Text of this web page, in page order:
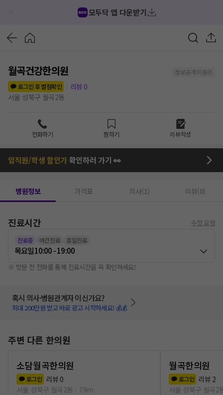
모두닥 앱 다운받기
월곡건강한의원
정보공개 미동의
로그인 후 별점확인
리뷰 0
서울 성북구 월곡2동
전화하기 찜하기 리뷰작성
임직원/학생 할인가확인하러 가기 👀
병원정보 가격표 의사(1) 리뷰(0)
진료시간 수정 요청
진료중 야간진료 휴일진료
목요일10:00 - 19:00
※ 방문 전 전화를 통해 진료시간을 꼭 확인하세요!
혹시 의사·병원관계자 이신가요?
최대 200만원 받고 바로 광고 시작하세요! 💰💰
주변 다른 한의원
소담월곡한의원
로그인 리뷰 0
서울 성북구 월곡2동
79m
월곡한의원
로그인 리뷰 2
서울 성북구 월곡2